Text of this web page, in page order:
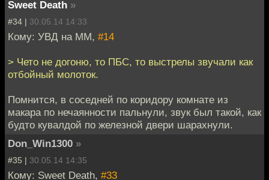
Sweet Death »
#34 | 30.05.14 14:33
Кому: УВД на ММ, #14
> Чето не догоню, то ПБС, то выстрелы звучали как
отбойный молоток.
Помнится, в соседней по коридору комнате из
макара по нечаянности пальнули, звук был такой, как
будто кувалдой по железной двери шарахнули.
Don_Win1300 »
#35 | 30.05.14 14:35
Кому: Sweet Death, #33